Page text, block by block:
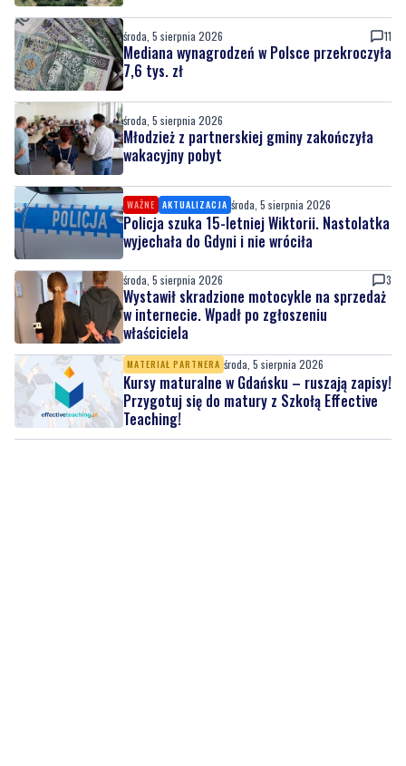
środa, 5 sierpnia 2026 11
Mediana wynagrodzeń w Polsce przekroczyła
7,6 tys. zł
środa, 5 sierpnia 2026
Młodzież z partnerskiej gminy zakończyła
wakacyjny pobyt
WAŻNE AKTUALIZACJA środa, 5 sierpnia 2026
Policja szuka 15-letniej Wiktorii. Nastolatka
wyjechała do Gdyni i nie wróciła
środa, 5 sierpnia 2026 3
Wystawił skradzione motocykle na sprzedaż
w internecie. Wpadł po zgłoszeniu
właściciela
MATERIAŁ PARTNERA środa, 5 sierpnia 2026
Kursy maturalne w Gdańsku – ruszają zapisy!
Przygotuj się do matury z Szkołą Effective
Teaching!